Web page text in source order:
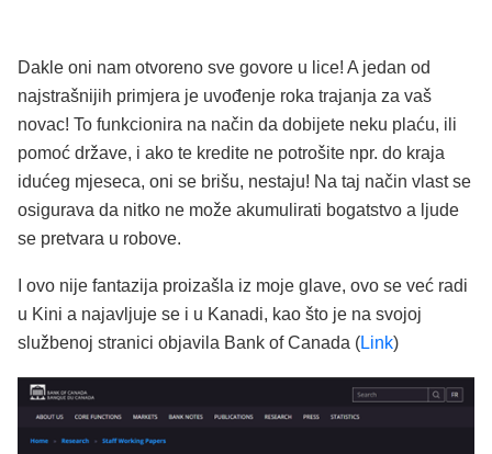
Dakle oni nam otvoreno sve govore u lice! A jedan od
najstrašnijih primjera je uvođenje roka trajanja za vaš
novac! To funkcionira na način da dobijete neku plaću, ili
pomoć države, i ako te kredite ne potrošite npr. do kraja
idućeg mjeseca, oni se brišu, nestaju! Na taj način vlast se
osigurava da nitko ne može akumulirati bogatstvo a ljude
se pretvara u robove.
I ovo nije fantazija proizašla iz moje glave, ovo se već radi
u Kini a najavljuje se i u Kanadi, kao što je na svojoj
službenoj stranici objavila Bank of Canada (Link)